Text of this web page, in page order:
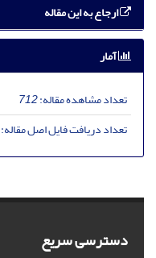
ارجاع به این مقاله
آمار
تعداد مشاهده مقاله:712
تعداد دریافت فایل اصل مقاله:
دسترسی سریع